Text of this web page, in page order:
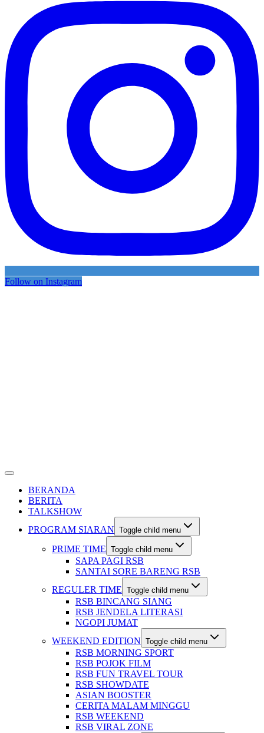
Follow on Instagram
BERANDA
BERITA
TALKSHOW
PROGRAM SIARAN Toggle child menu
PRIME TIME Toggle child menu
SAPA PAGI RSB
SANTAI SORE BARENG RSB
REGULER TIME Toggle child menu
RSB BINCANG SIANG
RSB JENDELA LITERASI
NGOPI JUMAT
WEEKEND EDITION Toggle child menu
RSB MORNING SPORT
RSB POJOK FILM
RSB FUN TRAVEL TOUR
RSB SHOWDATE
ASIAN BOOSTER
CERITA MALAM MINGGU
RSB WEEKEND
RSB VIRAL ZONE